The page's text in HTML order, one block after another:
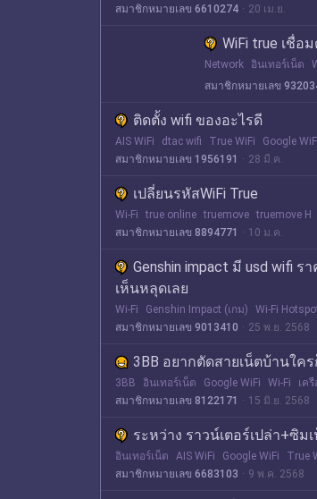
สมาชิกหมายเลข 6610274
20 เม.ย.
WiFi true เชื่อ
Network อินเทอร์เน็ต
สมาชิกหมายเลข
ติดตั้ง wifi ของอะไรดี
AIS WiFi dtac wifi True WiFi Google
สมาชิกหมายเลข 1956191
28 มี.ค.
เปลี่ยนรหัสWiFi True
Wi-Fi true online truemove truemove H
สมาชิกหมายเลข 8894771
10 ม.ค.
Genshin impact มี usd wifi
เห็นหลุดเลย
Wi-Fi Genshin Impact (เกม) Wi-Fi
สมาชิกหมายเลข 9013410
25 พ.ย. 2568
3BB อยากตัดสายเน็ตบ้านใค
3BB อินเทอร์เน็ต Google WiFi Wi-Fi
เค
สมาชิกหมายเลข 8122171
15 มิ.ย. 2568
ระหว่าง ราวน์เตอร์เปล่า+ซิ
อินเทอร์เน็ต AIS WiFi Google WiFi True
สมาชิกหมายเลข 6683103
9 พ.ค. 2568